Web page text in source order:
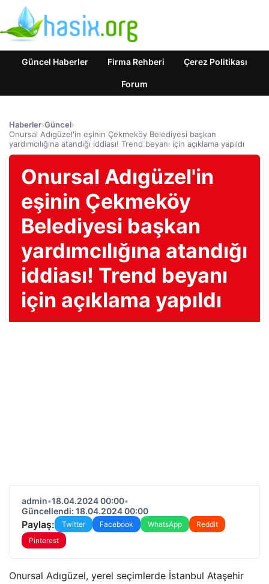
Güncel Haberler Firma Rehberi Çerez Politikası
Forum
Haberler›Güncel›
Onursal Adıgüzel'in eşinin Çekmeköy Belediyesi başkan
yardımcılığına atandığı iddiası! Trend beyanı için açıklama yapıldı
Onursal Adıgüzel'in
eşinin Çekmeköy
Belediyesi başkan
yardımcılığına atandığı
iddiası! Trend beyanı
için açıklama yapıldı
admin•18.04.2024 00:00•
Güncellendi: 18.04.2024 00:00
Paylaş: Twitter Facebook WhatsApp
Reddit
Pinterest
Onursal Adıgüzel, yerel seçimlerde İstanbul Ataşehir